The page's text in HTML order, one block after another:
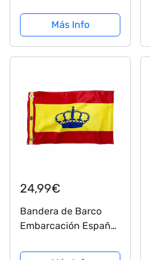
Más Info
24,99€
Bandera de Barco
Embarcación España
Regalo 10 Pulseras de